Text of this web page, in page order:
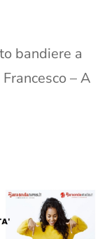
bandiere a
– A